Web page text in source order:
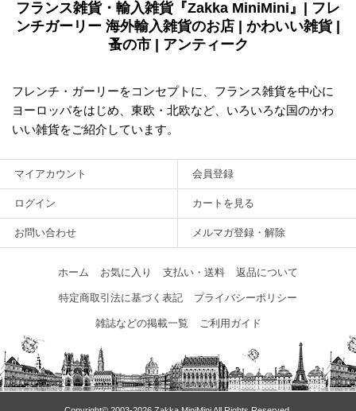
フランス雑貨・輸入雑貨『Zakka MiniMini』| フレ
ンチガーリー 海外輸入雑貨のお店 | かわいい雑貨 |
蚤の市 | アンティーク
フレンチ・ガーリーをコンセプトに、フランス雑貨を中心に
ヨーロッパをはじめ、東欧・北欧など、いろいろな国のかわ
いい雑貨をご紹介しています。
マイアカウント 会員登録
ログイン カートを見る
お問い合わせ メルマガ登録・解除
ホーム お気に入り 支払い・送料 返品について
特定商取引法に基づく表記 プライバシーポリシー
雑誌などの掲載一覧 ご利用ガイド